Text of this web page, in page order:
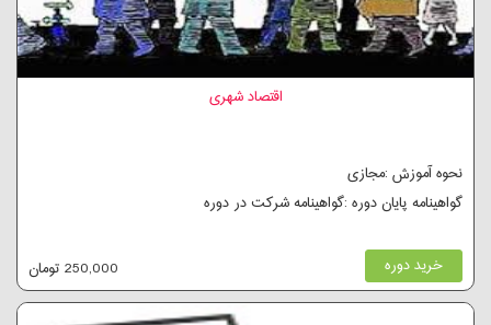
اقتصاد شهری
نحوه آموزش :مجازی
گواهینامه پایان دوره :گواهینامه شرکت در دوره
خرید دوره 250,000 تومان